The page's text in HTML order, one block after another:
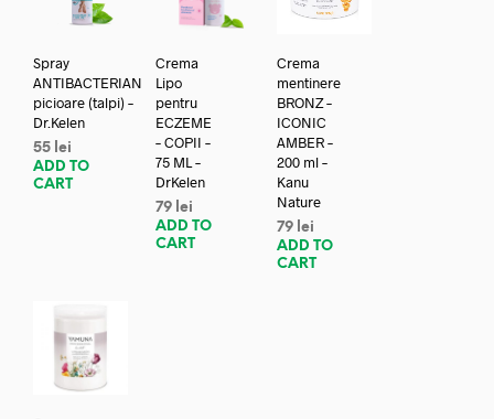
Spray
ANTIBACTERIAN
picioare (talpi) –
Dr.Kelen
55 lei
ADD TO
CART
Crema
Lipo
pentru
ECZEME
– COPII –
75 ML –
DrKelen
79 lei
ADD TO
CART
Crema
mentinere
BRONZ –
ICONIC
AMBER –
200 ml –
Kanu
Nature
79 lei
ADD TO
CART